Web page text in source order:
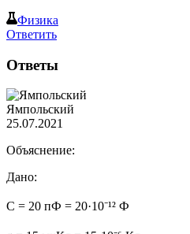
Физика
Ответить
Ответы
Ямпольский
25.07.2021
Объяснение:
Дано:
C = 20 пФ = 20·10⁻¹² Ф